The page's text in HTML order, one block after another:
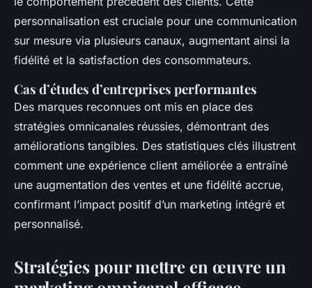
personnalisation est cruciale pour une communication
sur mesure via plusieurs canaux, augmentant ainsi la
fidélité et la satisfaction des consommateurs.
Cas d’études d’entreprises performantes
Des marques reconnues ont mis en place des
stratégies omnicanales réussies, démontrant des
améliorations tangibles. Des statistiques clés illustrent
comment une expérience client améliorée a entraîné
une augmentation des ventes et une fidélité accrue,
confirmant l’impact positif d’un marketing intégré et
personnalisé.
Stratégies pour mettre en œuvre un